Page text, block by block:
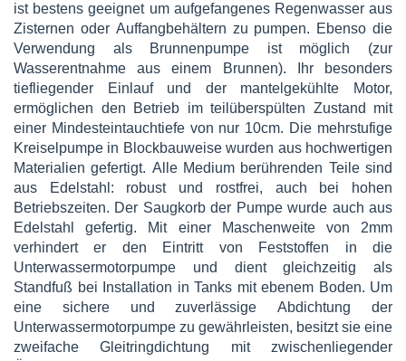
ist bestens geeignet um aufgefangenes Regenwasser aus
Zisternen oder Auffangbehältern zu pumpen. Ebenso die
Verwendung als Brunnenpumpe ist möglich (zur
Wasserentnahme aus einem Brunnen). Ihr besonders
tiefliegender Einlauf und der mantelgekühlte Motor,
ermöglichen den Betrieb im teilüberspülten Zustand mit
einer Mindesteintauchtiefe von nur 10cm. Die mehrstufige
Kreiselpumpe in Blockbauweise wurden aus hochwertigen
Materialien gefertigt. Alle Medium berührenden Teile sind
aus Edelstahl: robust und rostfrei, auch bei hohen
Betriebszeiten. Der Saugkorb der Pumpe wurde auch aus
Edelstahl gefertig. Mit einer Maschenweite von 2mm
verhindert er den Eintritt von Feststoffen in die
Unterwassermotorpumpe und dient gleichzeitig als
Standfuß bei Installation in Tanks mit ebenem Boden. Um
eine sichere und zuverlässige Abdichtung der
Unterwassermotorpumpe zu gewährleisten, besitzt sie eine
zweifache Gleitringdichtung mit zwischenliegender